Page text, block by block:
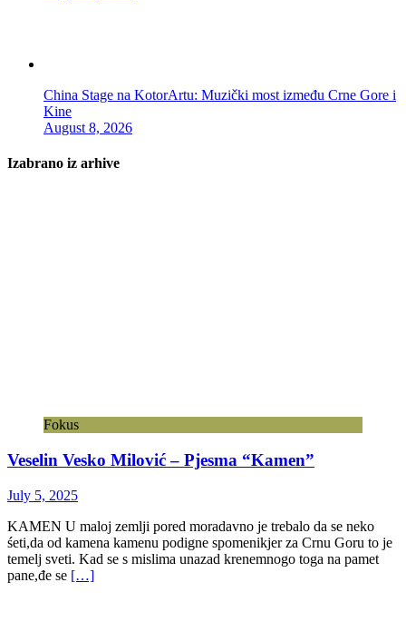
China Stage na KotorArtu: Muzički most između Crne Gore i
Kine
August 8, 2026
Izabrano iz arhive
Fokus
Veselin Vesko Milović – Pjesma “Kamen”
July 5, 2025
KAMEN U maloj zemlji pored moradavno je trebalo da se neko
śeti,da od kamena kamenu podigne spomenikjer za Crnu Goru to je
temelj sveti. Kad se s mislima unazad krenemnogo toga na pamet
pane,đe se […]